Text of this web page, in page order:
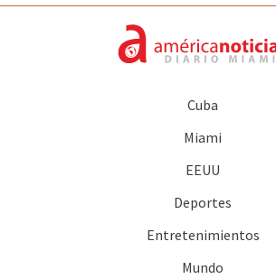
Cuba
Miami
EEUU
Deportes
Entretenimientos
Mundo